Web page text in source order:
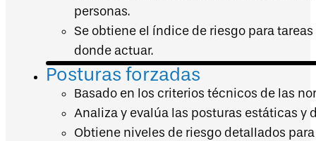
personas.
Se obtiene el índice de riesgo para
donde actuar.
Posturas forzadas
Basado en los criterios técnicos de las
Analiza y evalúa las posturas estáticas y
Obtiene niveles de riesgo detallados